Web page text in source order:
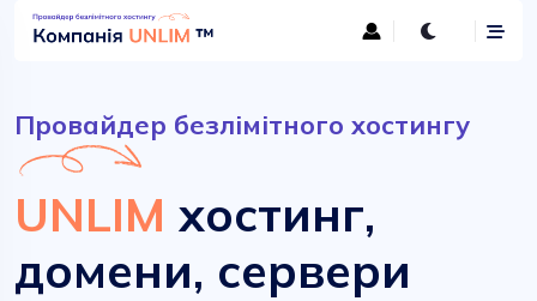
Провайдер безлімітного хостингу
UNLIM хостинг,
домени, сервери